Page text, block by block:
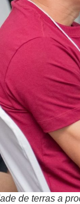
de terras a